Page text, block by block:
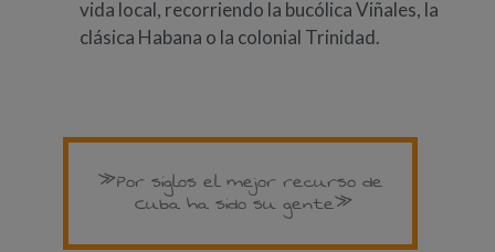
vida local, recorriendo la bucólica Viñales, la
clásica Habana o la colonial Trinidad.
» Por siglos el mejor recurso de
Cuba ha sido su gente»